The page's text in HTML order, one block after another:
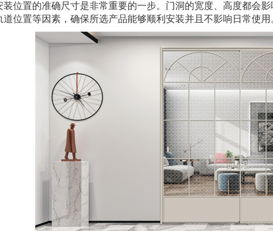
置的准确尺寸是非常重要的一步。门洞的宽度、高度都会影
道位置等因素，确保所选产品能够顺利安装并且不影响日常使用